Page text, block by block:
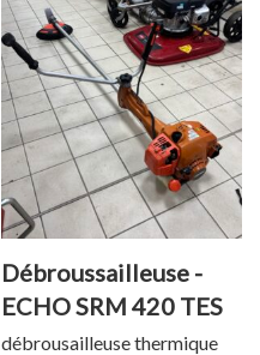
Débroussailleuse -
ECHO SRM 420 TES
débrousailleuse thermique